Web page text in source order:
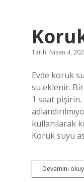
Tarih: Nisan 4,
Evde koruk
su eklenir.
1 saat
kullanılarak
Koruk suyu
Devamını